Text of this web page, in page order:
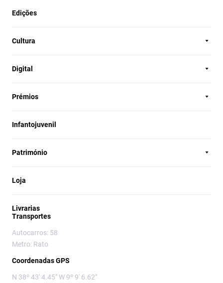
Edições
Cultura
Digital
Prémios
Infantojuvenil
Património
Loja
Livrarias
Transportes
Autocarros: 58
Metro: Rato
Coordenadas GPS
N 38º 43' 4.45" W 9º 9' 6.62"